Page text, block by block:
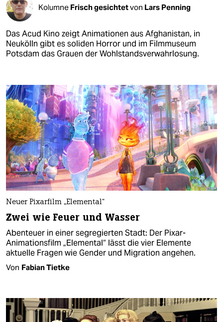
Kolumne Frisch gesichtetvon Lars Penning
Das Acud Kino zeigt Animationen aus Afghanistan, in
Neukölln gibt es soliden Horror und im Filmmuseum
Potsdam das Grauen der Wohlstandsverwahrlosung.
Neuer Pixarfilm „Elemental“
Zwei wie Feuer und Wasser
Abenteuer in einer segregierten Stadt: Der Pixar-
Animationsfilm „Elemental“ lässt die vier Elemente
aktuelle Fragen wie Gender und Migration angehen.
Von Fabian Tietke